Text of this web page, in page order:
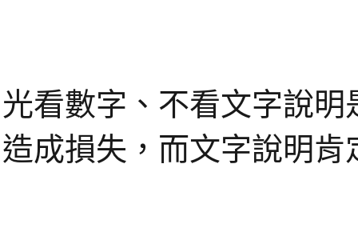
光看數字、不看文字說
造成損失，而文字說明